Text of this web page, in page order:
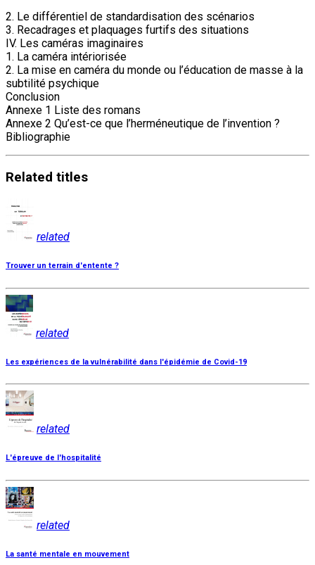
2. Le différentiel de standardisation des scénarios
3. Recadrages et plaquages furtifs des situations
IV. Les caméras imaginaires
1. La caméra intériorisée
2. La mise en caméra du monde ou l’éducation de masse à la
subtilité psychique
Conclusion
Annexe 1 Liste des romans
Annexe 2 Qu’est-ce que l’herméneutique de l’invention ?
Bibliographie
Related titles
related
Trouver un terrain d'entente ?
related
Les expériences de la vulnérabilité dans l'épidémie de Covid-19
related
L'épreuve de l'hospitalité
related
La santé mentale en mouvement